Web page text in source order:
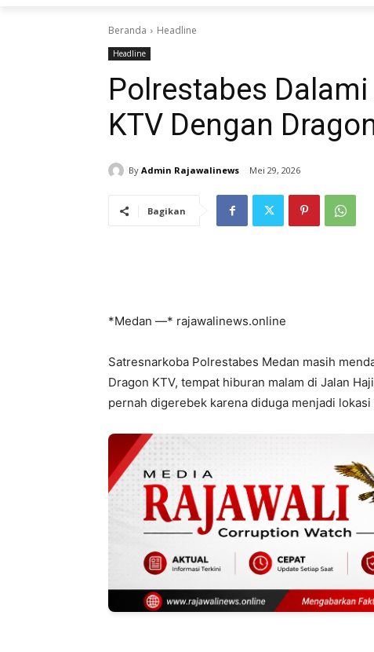
Beranda Headline
Headline
Polrestabes
KTV Dengan
By Admin Rajawalinews Mei 29, 2026
Bagikan
*Medan —* rajawalinews.online
Satresnarkoba Polrestabes Medan masih
Dragon KTV, tempat hiburan malam di Jalan
pernah digerebek karena diduga menjadi